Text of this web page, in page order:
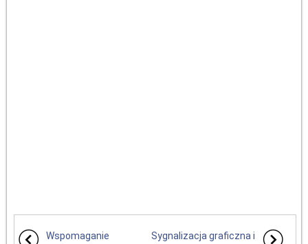
Wspomaganie
Sygnalizacja graficzna i